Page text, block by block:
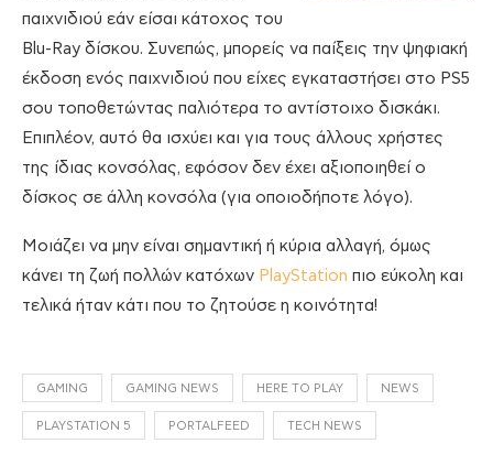
παιχνιδιού εάν είσαι κάτοχος του
Blu-Ray δίσκου. Συνεπώς, μπορείς να παίξεις την ψηφιακή
έκδοση ενός παιχνιδιού που είχες εγκαταστήσει στο PS5
σου τοποθετώντας παλιότερα το αντίστοιχο δισκάκι.
Επιπλέον, αυτό θα ισχύει και για τους άλλους χρήστες
της ίδιας κονσόλας, εφόσον δεν έχει αξιοποιηθεί ο
δίσκος σε άλλη κονσόλα (για οποιοδήποτε λόγο).
Μοιάζει να μην είναι σημαντική ή κύρια αλλαγή, όμως
κάνει τη ζωή πολλών κατόχων PlayStation πιο εύκολη και
τελικά ήταν κάτι που το ζητούσε η κοινότητα!
GAMING GAMING NEWS HERE TO PLAY NEWS
PLAYSTATION 5 PORTALFEED TECH NEWS